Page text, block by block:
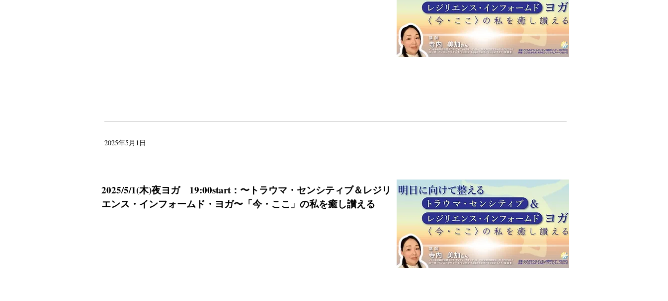
2025年5月1日
2025/5/1(木)夜ヨガ 19:00start：〜トラウマ・センシティブ＆レジリ
エンス・インフォームド・ヨガ〜「今・ここ」の私を癒し讃える